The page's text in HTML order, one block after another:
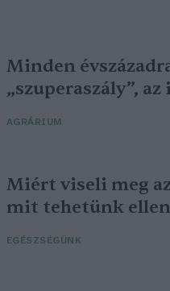
Minden
„szuperaszály”,
AGRÁRIUM
Miért viseli meg
mit tehetünk
EGÉSZSÉGÜNK